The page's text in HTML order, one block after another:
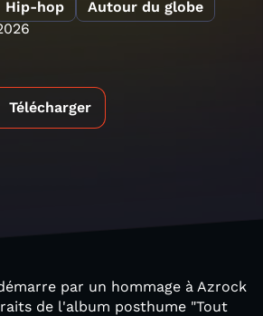
Hip-hop
Autour du globe
Télécharger
par un hommage à Azrock
de l'album posthume "Tout